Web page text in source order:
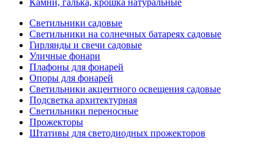
Камни, галька, крошка натуральные
Светильники садовые
Светильники на солнечных батареях садовые
Гирлянды и свечи садовые
Уличные фонари
Плафоны для фонарей
Опоры для фонарей
Светильники акцентного освещения садовые
Подсветка архитектурная
Светильники переносные
Прожекторы
Штативы для светодиодных прожекторов